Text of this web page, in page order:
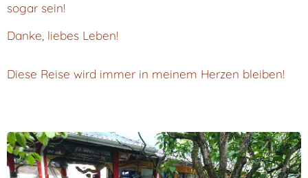
sogar sein!
Danke, liebes Leben!
Diese Reise wird immer in meinem Herzen bleiben!